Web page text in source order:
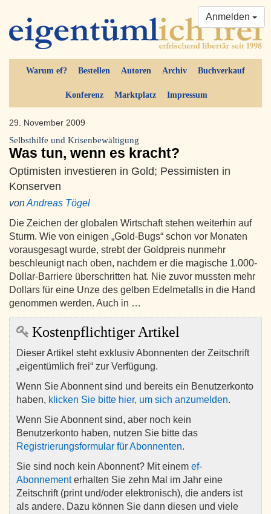
Warum ef? Bestellen Autoren Archiv Buchverkauf
Konferenz Marktplatz Impressum
Anmelden
29. November 2009
Selbsthilfe und Krisenbewältigung
Was tun, wenn es kracht?
Optimisten investieren in Gold; Pessimisten in
Konserven
vonAndreas Tögel
Die Zeichen der globalen Wirtschaft stehen weiterhin auf
Sturm. Wie von einigen „Gold-Bugs“ schon vor Monaten
vorausgesagt wurde, strebt der Goldpreis nunmehr
beschleunigt nach oben, nachdem er die magische 1.000-
Dollar-Barriere überschritten hat. Nie zuvor mussten mehr
Dollars für eine Unze des gelben Edelmetalls in die Hand
genommen werden. Auch in …
Kostenpflichtiger Artikel
Dieser Artikel steht exklusiv Abonnenten der Zeitschrift
„eigentümlich frei“ zur Verfügung.
Wenn Sie Abonnent sind und bereits ein Benutzerkonto
haben, klicken Sie bitte hier, um sich anzumelden.
Wenn Sie Abonnent sind, aber noch kein
Benutzerkonto haben, nutzen Sie bitte das
Registrierungsformular für Abonnenten.
Sie sind noch kein Abonnent? Mit einem ef-
Abonnementerhalten Sie zehn Mal im Jahr eine
Zeitschrift (print und/oder elektronisch), die anders ist
als andere. Dazu können Sie dann diesen und viele